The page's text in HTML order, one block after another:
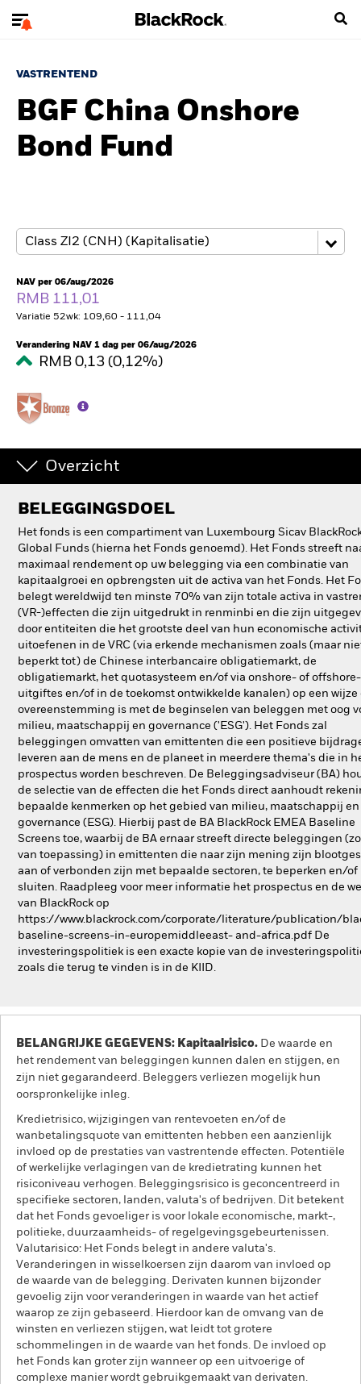
VASTRENTEND
BGF China Onshore
Bond Fund
NAV per 06/aug/2026
RMB 111,01
Variatie 52wk: 109,60 - 111,04
Verandering NAV 1 dag per 06/aug/2026
RMB 0,13 (0,12%)
Overzicht
BELEGGINGSDOEL
Het fonds is een compartiment van Luxembourg Sicav
Global Funds (hierna het Fonds genoemd). Het Fonds streeft
maximaal rendement op uw belegging via een combinatie van
kapitaalgroei en opbrengsten uit de activa van het Fonds. Het
belegt wereldwijd ten minste 70% van zijn totale activa in
(VR-)effecten die zijn uitgedrukt in renminbi en die zijn
door entiteiten die het grootste deel van hun economische
uitoefenen in de VRC (via erkende mechanismen zoals (maar
beperkt tot) de Chinese interbancaire obligatiemarkt, de
obligatiemarkt, het quotasysteem en/of via onshore- of offshore-
uitgiftes en/of in de toekomst ontwikkelde kanalen) op een wijze
overeenstemming is met de beginselen van beleggen met oog
milieu, maatschappij en governance ('ESG'). Het Fonds zal
beleggingen omvatten van emittenten die een positieve
leveren aan de mens en de planeet in meerdere thema's die in
prospectus worden beschreven. De Beleggingsadviseur (BA)
de selectie van de effecten die het Fonds direct aanhoudt
bepaalde kenmerken op het gebied van milieu, maatschappij en
governance (ESG). Hierbij past de BA BlackRock EMEA Baseline
Screens toe, waarbij de BA ernaar streeft directe beleggingen
van toepassing) in emittenten die naar zijn mening zijn
aan of verbonden zijn met bepaalde sectoren, te beperken en/of
sluiten. Raadpleeg voor meer informatie het prospectus en de
van BlackRock op
https://www.blackrock.com/corporate/literature/publication/
baseline-screens-in-europemiddleeast- and-africa.pdf De
investeringspolitiek is een exacte kopie van de
zoals die terug te vinden is in de KIID.
BELANGRIJKE GEGEVENS: Kapitaalrisico. De waarde en
het rendement van beleggingen kunnen dalen en stijgen, en
zijn niet gegarandeerd. Beleggers verliezen mogelijk hun
oorspronkelijke inleg.
Kredietrisico, wijzigingen van rentevoeten en/of de
wanbetalingsquote van emittenten hebben een aanzienlijk
invloed op de prestaties van vastrentende effecten. Potentiële
of werkelijke verlagingen van de kredietrating kunnen het
risiconiveau verhogen. Beleggingsrisico is geconcentreerd in
specifieke sectoren, landen, valuta's of bedrijven. Dit betekent
dat het Fonds gevoeliger is voor lokale economische, markt-,
politieke, duurzaamheids- of regelgevingsgebeurtenissen.
Valutarisico: Het Fonds belegt in andere valuta's.
Veranderingen in wisselkoersen zijn daarom van invloed op
de waarde van de belegging. Derivaten kunnen bijzonder
gevoelig zijn voor veranderingen in waarde van het actief
waarop ze zijn gebaseerd. Hierdoor kan de omvang van de
winsten en verliezen stijgen, wat leidt tot grotere
schommelingen in de waarde van het fonds. De invloed op
het Fonds kan groter zijn wanneer op een uitvoerige of
complexe manier wordt gebruikgemaakt van derivaten.